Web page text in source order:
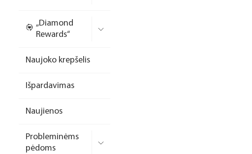
formelės/priedai
Dildės
Įrankiai
Laufwunder pėdų priežiūra
„Diamond
Rewards“
Naujoko krepšelis
Išpardavimas
Naujienos
Probleminėms
pėdoms